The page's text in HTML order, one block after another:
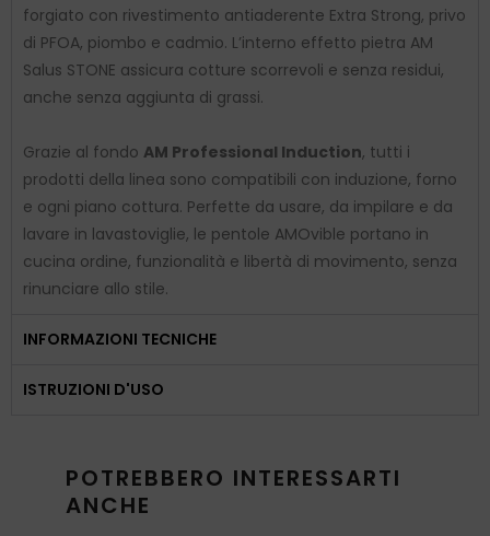
forgiato con rivestimento antiaderente Extra Strong, privo
di PFOA, piombo e cadmio. L’interno effetto pietra AM
Salus STONE assicura cotture scorrevoli e senza residui,
anche senza aggiunta di grassi.
Grazie al fondo AM Professional Induction, tutti i
prodotti della linea sono compatibili con induzione, forno
e ogni piano cottura. Perfette da usare, da impilare e da
lavare in lavastoviglie, le pentole AMOvible portano in
cucina ordine, funzionalità e libertà di movimento, senza
rinunciare allo stile.
INFORMAZIONI TECNICHE
ISTRUZIONI D'USO
POTREBBERO INTERESSARTI
ANCHE